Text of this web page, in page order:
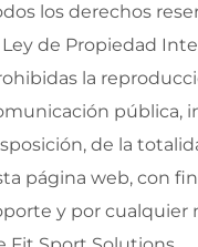
los derechos
Ley de Propiedad
la
pública,
de la
página web, con
y por cualquier